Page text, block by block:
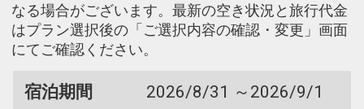
なる場合がございます。最新の空き状況と旅行代金
はプラン選択後の「ご選択内容の確認・変更」画面
にてご確認ください。
宿泊期間
2026/8/31 ～2026/9/1